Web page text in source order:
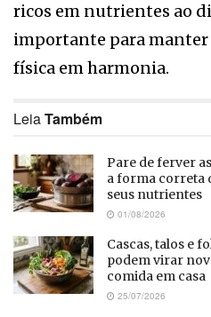
ricos em nutrientes ao
importante para manter
física em harmonia.
LeiaTambém
Pare de ferver
a forma correta
seus nutrientes
01/08/2026
Cascas, talos e
podem virar
comida em casa
25/07/2026